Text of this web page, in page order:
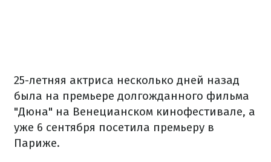
25-летняя актриса несколько дней назад
была на премьере долгожданного фильма
"Дюна" на Венецианском кинофестивале, а
уже 6 сентября посетила премьеру в
Париже.